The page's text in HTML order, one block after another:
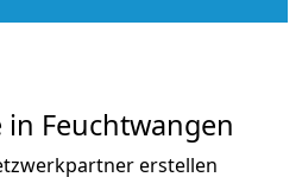
in Feuchtwangen
erstellen